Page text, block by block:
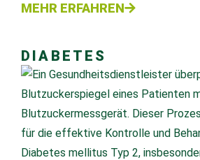
MEHR ERFAHREN
DIABETES